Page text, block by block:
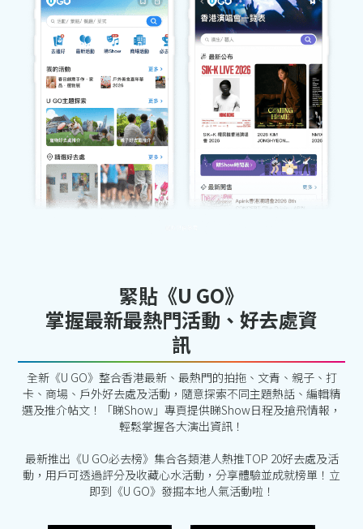
緊貼《U GO》
掌握最新最熱門活動、好去處資
訊
全新《U GO》整合香港最新、最熱門的拍拖、文青、親子、打
卡、商場、戶外好去處及活動，隨意探索不同主題熱話、編輯精
選及推介帖文！「睇Show」專頁提供睇Show日程及搶飛情報，
輕鬆掌握各大演出資訊！
最新推出《U GO必去榜》集合各類港人熱推TOP 20好去處及活
動，用戶可透過評分及收藏心水活動，分享體驗並成就榜單！立
即到《U GO》發掘本地人氣活動啦！